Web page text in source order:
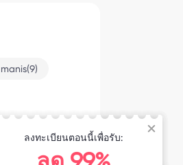
8-2 16:01
ลงทะเบียนตอนนี้เพื่อรับ: